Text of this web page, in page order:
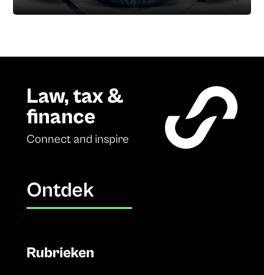
Law, tax &
finance
Connect and inspire
Ontdek
Rubrieken